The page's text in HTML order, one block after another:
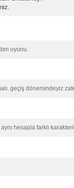
oyunu.
geçiş dönemindeyiz
hesapla farklı